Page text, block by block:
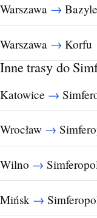
Warszawa →
Warszawa → Korfu
Inne trasy do
Katowice →
Wrocław →
Wilno →
Mińsk →